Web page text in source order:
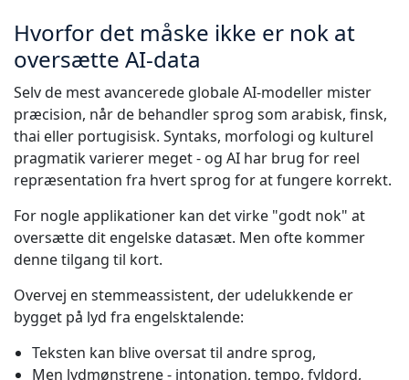
Hvorfor det måske ikke er nok at
oversætte AI-data
Selv de mest avancerede globale AI-modeller mister
præcision, når de behandler sprog som arabisk, finsk,
thai eller portugisisk. Syntaks, morfologi og kulturel
pragmatik varierer meget - og AI har brug for reel
repræsentation fra hvert sprog for at fungere korrekt.
For nogle applikationer kan det virke "godt nok" at
oversætte dit engelske datasæt. Men ofte kommer
denne tilgang til kort.
Overvej en stemmeassistent, der udelukkende er
bygget på lyd fra engelsktalende:
Teksten kan blive oversat til andre sprog,
Men lydmønstrene - intonation, tempo, fyldord,